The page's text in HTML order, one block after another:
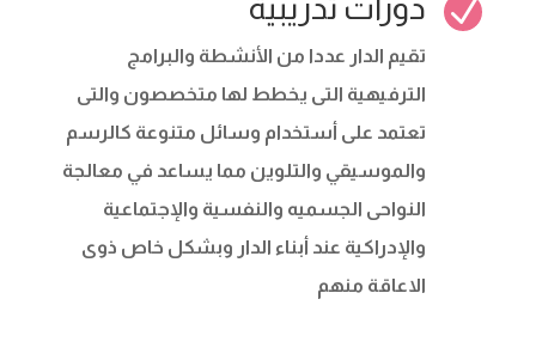
N دورات تدريبية
تقيم الدار عددا من الأنشطة والبرامج
الترفيهية التى يخطط لها متخصصون والتى
تعتمد على أستخدام وسائل متنوعة كالرسم
والموسيقي والتلوين مما يساعد في معالجة
النواحى الجسميه والنفسية والإجتماعية
والإدراكية عند أبناء الدار وبشكل خاص ذوى
الاعاقة منهم